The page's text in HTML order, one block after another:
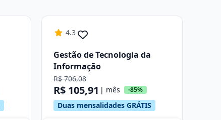
4.3
Gestão de Tecnologia da
Informação
R$ 706,08
R$ 105,91 | mês -85%
Duas mensalidades GRÁTIS